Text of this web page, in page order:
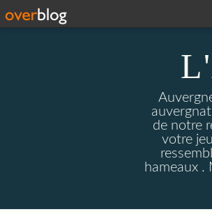
de notre
votre
hameaux .